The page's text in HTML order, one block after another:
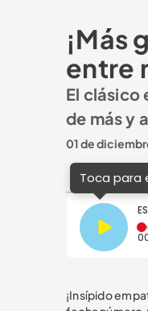
¡Más
entre
El clásico
de más y
01 de
Toca para
¡Insípido